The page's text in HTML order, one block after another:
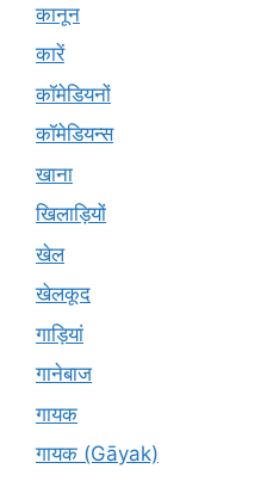
कानून
कारें
कॉमेडियनों
कॉमेडियन्स
खाना
खिलाड़ियों
खेल
खेलकूद
गाड़ियां
गानेबाज
गायक
गायक (Gāyak)